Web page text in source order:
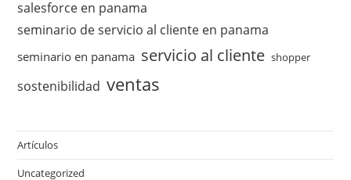
salesforce en panama
seminario de servicio al cliente en panama
seminario en panama servicio al cliente shopper
sostenibilidad ventas
Artículos
Uncategorized